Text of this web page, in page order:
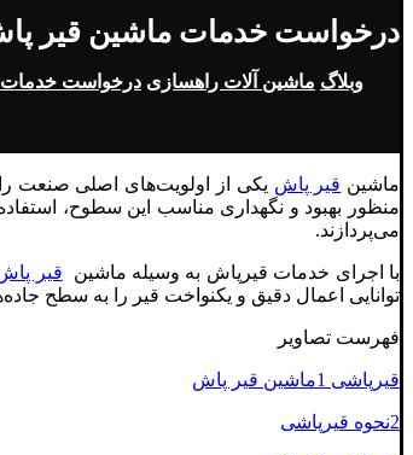
درخواست خدمات ماشین قیر پاش
وبلاگ ماشین آلات راهسازی درخواست خدمات
ماشین قیر پاش یکی از اولویت‌های اصلی صنعت
منظور بهبود و نگهداری مناسب این سطوح،
می‌پردازند.
با اجرای خدمات قیرپاش به وسیله ماشین قیر
توانایی اعمال دقیق و یکنواخت قیر را به سطح
فهرست تصاویر
قیرپاشی 1ماشین قیر پاش
2نحوه قیرپاشی